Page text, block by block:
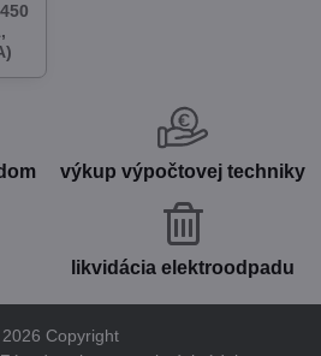
výkup výpočtovej techniky
likvidácia elektroodpadu
2026 Copyright